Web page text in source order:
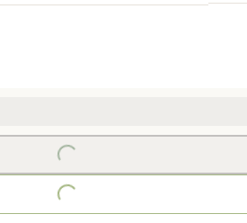
Loading...
Loading...